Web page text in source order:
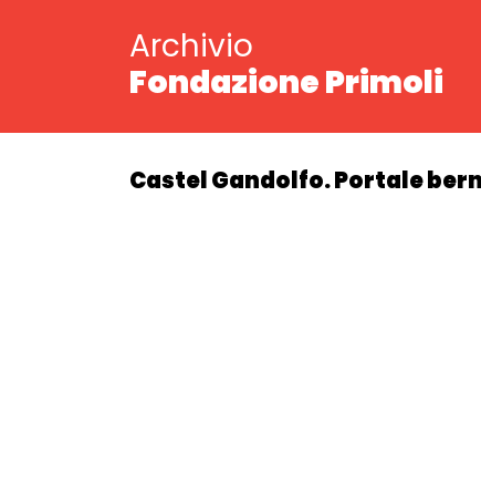
Archivio
Fondazione Primoli
Castel Gandolfo. Portale